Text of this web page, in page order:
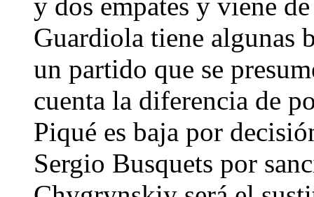
Guardiola tiene algunas
un partido que se
cuenta la diferencia de
Piqué es baja por
Sergio Busquets por